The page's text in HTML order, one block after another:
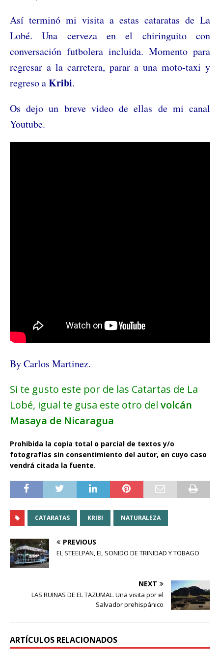
Así terminó mi visita a estas cataratas de La
Lobé. Una cerveza en el chiringuito con
conversación futbolera incluida. Momento para
regresar a la carretera, parar a una moto-taxi y
regreso aKribi.
Os dejo un breve video de ellas de mi canal
Youtube.
By Carlos Martinez.
Si te gusto este por de las Catartas de La
Lobé, igual te gusa este otro del volcán
Masaya de Nicaragua
Prohibida la copia total o parcial de textos y/o
fotografías sin consentimiento del autor, en cuyo caso
vendrá citada la fuente.
CATARATAS KRIBI NATURALEZA
PREVIOUS
EL STEELPAN, EL SONIDO DE TRINIDAD Y TOBAGO
NEXT
LAS RUINAS DE EL TAZUMAL. Una visita por el
Salvador prehispánico
ARTÍCULOS RELACIONADOS